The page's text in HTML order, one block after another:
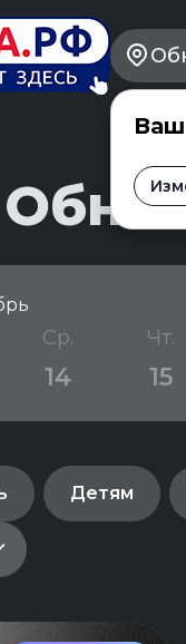
Ср.
14
Чт.
15
Детям